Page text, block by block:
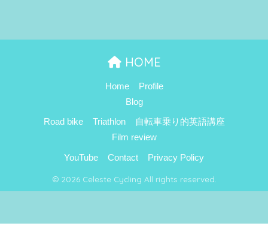
HOME
Home
Profile
Blog
Road bike Triathlon
自転車乗り的英語講座
Film review
YouTube Contact Privacy Policy
© 2026 Celeste Cycling All rights reserved.